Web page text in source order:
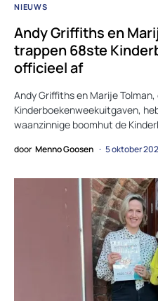
NIEUWS
Andy Griffiths en
trappen 68ste
officieel af
Andy Griffiths en Marije
Kinderboekenweekuitgaven,
waanzinnige boomhut de
door Menno Goosen 5 oktober